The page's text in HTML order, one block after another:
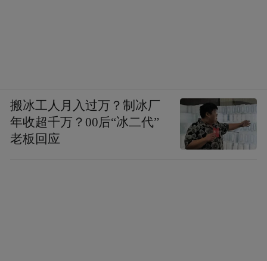
搬冰工人月入过万？制冰厂
年收超千万？00后“冰二代”
老板回应